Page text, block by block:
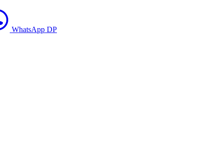
WhatsApp DP